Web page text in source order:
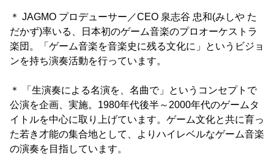
＊ JAGMO プロデューサー／CEO 泉志谷 忠和(みしや た
だかず)率いる、日本初のゲーム音楽のプロオーケストラ
楽団。「ゲーム音楽を音楽史に残る文化に」というビジョ
ンを持ち演奏活動を行っています。
＊ 「生演奏による名演を、名曲で」というコンセプトで
公演を企画、実施。1980年代後半～2000年代のゲームタ
イトルを中心に取り上げています。ゲーム文化と共に育っ
た若き才能の集合地として、よりハイレベルなゲーム音楽
の演奏を目指しています。